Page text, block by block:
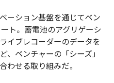
ーション基盤を通じてベン
ト。蓄電池のアグリゲーシ
イブレコーダーのデータを
、ベンチャーの「シーズ」
わせる取り組みだ。